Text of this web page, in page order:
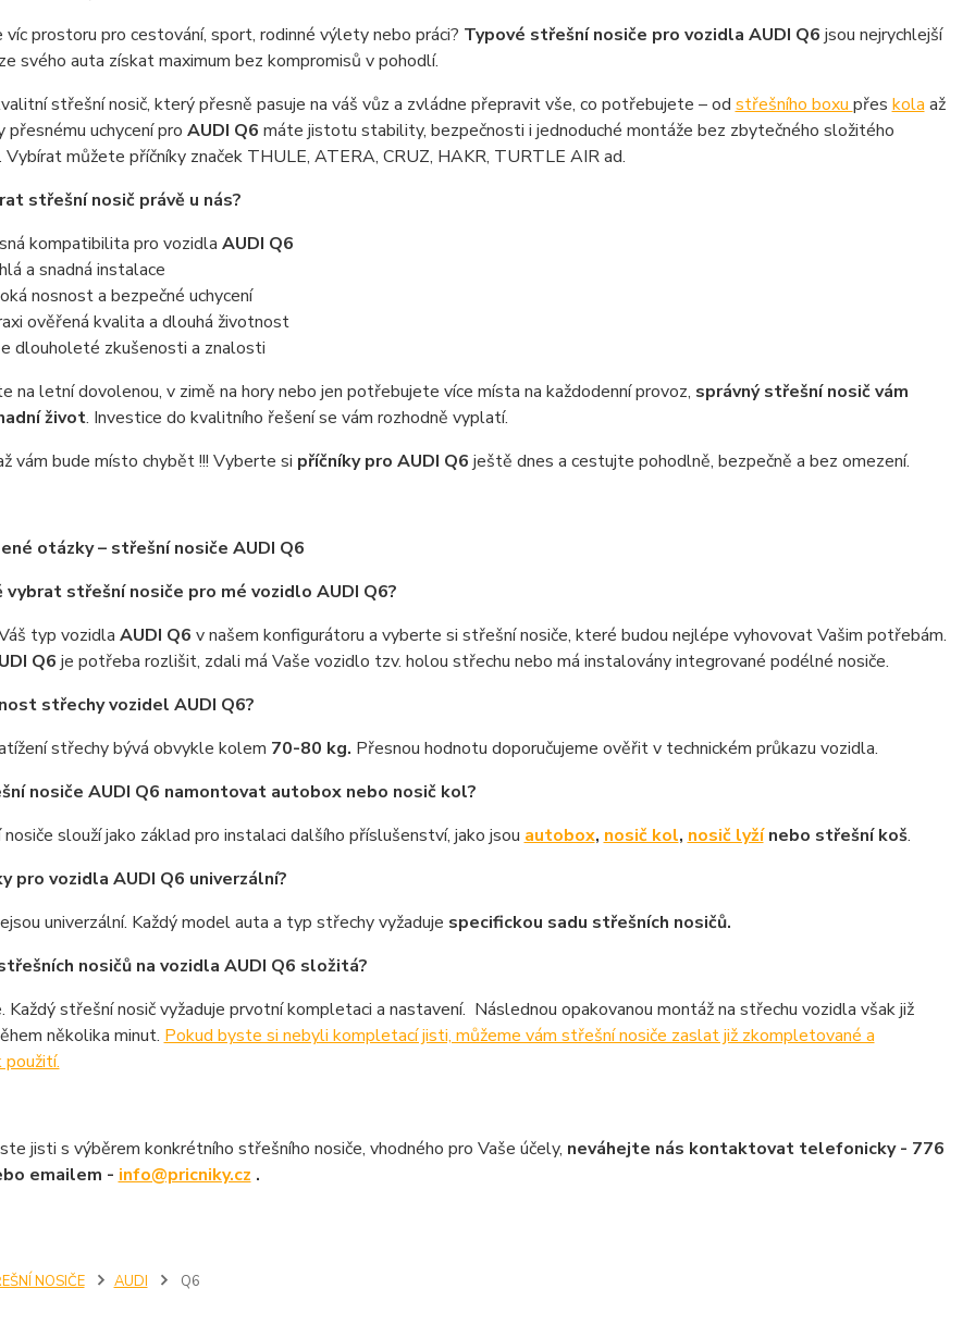
NOSIČE AUDI Q6
prostoru pro cestování, sport, rodinné výlety nebo práci? Typové střešní nosiče pro vozidla AUDI Q6 jsou nejrychlejší
svého auta získat maximum bez kompromisů v pohodlí.
střešní nosič, který přesně pasuje na váš vůz a zvládne přepravit vše, co potřebujete – od střešního boxu přes kola až
přesnému uchycení pro AUDI Q6 máte jistotu stability, bezpečnosti i jednoduché montáže bez zbytečného složitého
Vybírat můžete příčníky značek THULE, ATERA, CRUZ, HAKR, TURTLE AIR ad.
střešní nosič právě u nás?
kompatibilita pro vozidla AUDI Q6
a snadná instalace
nosnost a bezpečné uchycení
ověřená kvalita a dlouhá životnost
dlouholeté zkušenosti a znalosti
na letní dovolenou, v zimě na hory nebo jen potřebujete více místa na každodenní provoz, správný střešní nosič vám
život. Investice do kvalitního řešení se vám rozhodně vyplatí.
vám bude místo chybět !!! Vyberte si příčníky pro AUDI Q6 ještě dnes a cestujte pohodlně, bezpečně a bez omezení.
otázky – střešní nosiče AUDI Q6
vybrat střešní nosiče pro mé vozidlo AUDI Q6?
typ vozidla AUDI Q6 v našem konfigurátoru a vyberte si střešní nosiče, které budou nejlépe vyhovovat Vašim potřebám.
Q6 je potřeba rozlišit, zdali má Vaše vozidlo tzv. holou střechu nebo má instalovány integrované podélné nosiče.
střechy vozidel AUDI Q6?
střechy bývá obvykle kolem 70-80 kg. Přesnou hodnotu doporučujeme ověřit v technickém průkazu vozidla.
nosiče AUDI Q6 namontovat autobox nebo nosič kol?
slouží jako základ pro instalaci dalšího příslušenství, jako jsou autobox, nosič kol, nosič lyžínebo střešní koš.
pro vozidla AUDI Q6 univerzální?
univerzální. Každý model auta a typ střechy vyžaduje specifickou sadu střešních nosičů.
nosičů na vozidla AUDI Q6 složitá?
Každý střešní nosič vyžaduje prvotní kompletaci a nastavení. Následnou opakovanou montáž na střechu vozidla však již
několika minut. Pokud byste si nebyli kompletací jisti, můžeme vám střešní nosiče zaslat již zkompletované a
použití.
jisti s výběrem konkrétního střešního nosiče, vhodného pro Vaše účely, neváhejte nás kontaktovat telefonicky - 776
emailem - info@pricniky.cz .